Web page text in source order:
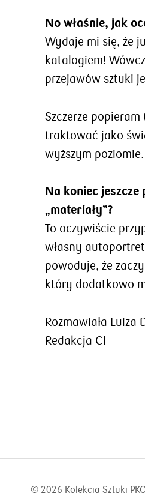
No właśnie, jak
Wydaje mi się, że
katalogiem!
przejawów sztuki
Szczerze
traktować jako
wyższym
Na koniec
„materiały”?
To oczywiście
własny
powoduje, że
który dodatkowo
Rozmawiała Luiza
Redakcja CI
© 2026 Kolekcja Sztuki